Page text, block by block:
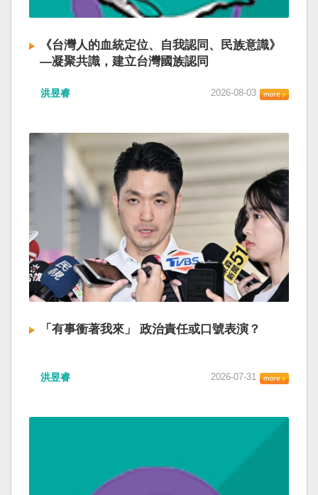
《台灣人的血統定位、自我認同、民族意識》
—凝聚共識，建立台灣國族認同
洪昱睿 2026-08-03
「有事衝著我來」 政治責任或口號表演？
洪昱睿 2026-07-31